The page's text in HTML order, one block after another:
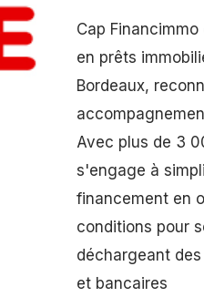
Cap
en prêts
Bordeaux,
Avec plus de 3
s'engage à
financement en
conditions pour
déchargeant
et bancaires